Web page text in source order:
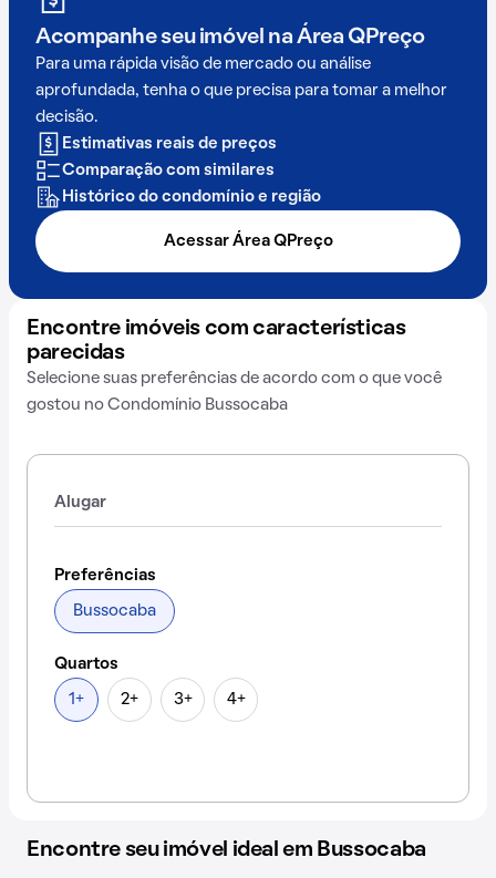
Acompanhe seu imóvel na Área QPreço
Para uma rápida visão de mercado ou análise
aprofundada, tenha o que precisa para tomar a melhor
decisão.
Estimativas reais de preços
Comparação com similares
Histórico do condomínio e região
Acessar Área QPreço
Encontre imóveis com características
parecidas
Selecione suas preferências de acordo com o que você
gostou no Condomínio Bussocaba
Alugar
Preferências
Bussocaba
Quartos
1+ 2+ 3+ 4+
Encontre seu imóvel ideal em Bussocaba